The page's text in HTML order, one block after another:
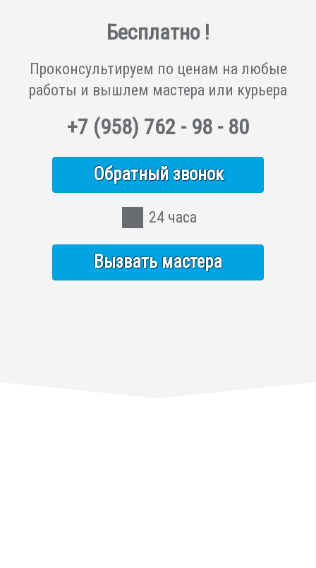
Бесплатно !
Проконсультируем по ценам на любые
работы и вышлем мастера или курьера
+7 (958) 762 - 98 - 80
Обратный звонок
24 часа
Вызвать мастера